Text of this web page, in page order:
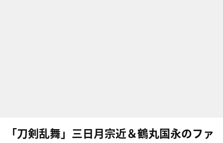
「刀剣乱舞」三日月宗近＆鶴丸国永のファ